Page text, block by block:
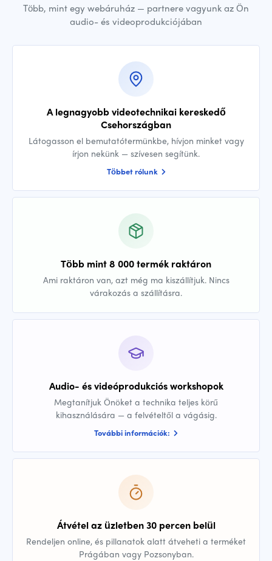
Több, mint egy webáruház — partnere vagyunk az Ön
audio- és videoprodukciójában
A legnagyobb videotechnikai kereskedő
Csehországban
Látogasson el bemutatótermünkbe, hívjon minket vagy
írjon nekünk — szívesen segítünk.
Többet rólunk
Több mint 8 000 termék raktáron
Ami raktáron van, azt még ma kiszállítjuk. Nincs
várakozás a szállításra.
Audio- és videóprodukciós workshopok
Megtanítjuk Önöket a technika teljes körű
kihasználására — a felvételtől a vágásig.
További információk:
Átvétel az üzletben 30 percen belül
Rendeljen online, és pillanatok alatt átveheti a terméket
Prágában vagy Pozsonyban.